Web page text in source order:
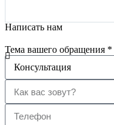
Написать нам
Тема вашего обращения *